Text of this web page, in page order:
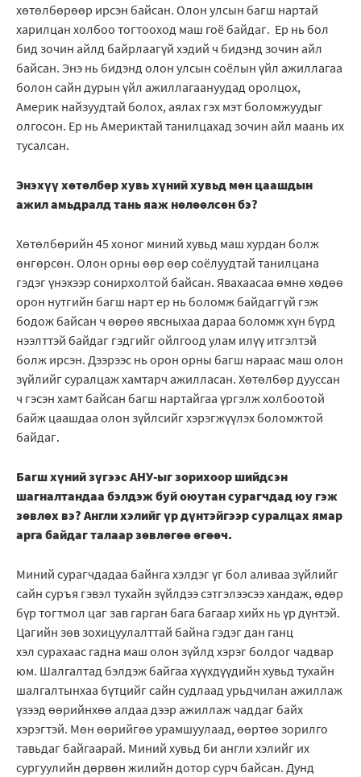
хөтөлбөрөөр ирсэн байсан. Олон улсын багш нартай
харилцан холбоо тогтооход маш гоё байдаг. Ер нь бол
бид зочин айлд байрлаагүй хэдий ч бидэнд зочин айл
байсан. Энэ нь бидэнд олон улсын соёлын үйл ажиллагаа
болон сайн дурын үйл ажиллагаануудад оролцох,
Америк найзуудтай болох, аялах гэх мэт боломжуудыг
олгосон. Ер нь Америктай танилцахад зочин айл маань их
тусалсан.
Энэхүү хөтөлбөр хувь хүний хувьд мөн цаашдын
ажил амьдралд тань яаж нөлөөлсөн бэ?
Хөтөлбөрийн 45 хоног миний хувьд маш хурдан болж
өнгөрсөн. Олон орны өөр өөр соёлуудтай танилцана
гэдэг үнэхээр сонирхолтой байсан. Явахаасаа өмнө хөдөө
орон нутгийн багш нарт ер нь боломж байдаггүй гэж
бодож байсан ч өөрөө явсныхаа дараа боломж хүн бүрд
нээлттэй байдаг гэдгийг ойлгоод улам илүү итгэлтэй
болж ирсэн. Дээрээс нь орон орны багш нараас маш олон
зүйлийг суралцаж хамтарч ажилласан. Хөтөлбөр дууссан
ч гэсэн хамт байсан багш нартайгаа үргэлж холбоотой
байж цаашдаа олон зүйлсийг хэрэгжүүлэх боломжтой
байдаг.
Багш хүний зүгээс АНУ-ыг зорихоор шийдсэн
шагналтандаа бэлдэж буй оюутан сурагчдад юу гэж
зөвлөх вэ? Англи хэлийг үр дүнтэйгээр суралцах ямар
арга байдаг талаар зөвлөгөө өгөөч.
Миний сурагчдадаа байнга хэлдэг үг бол аливаа зүйлийг
сайн суръя гэвэл тухайн зүйлдээ сэтгэлээсээ хандаж, өдөр
бүр тогтмол цаг зав гарган бага багаар хийх нь үр дүнтэй.
Цагийн зөв зохицуулалттай байна гэдэг дан ганц
хэл сурахаас гадна маш олон зүйлд хэрэг болдог чадвар
юм. Шалгалтад бэлдэж байгаа хүүхдүүдийн хувьд тухайн
шалгалтынхаа бүтцийг сайн судлаад урьдчилан ажиллаж
үзээд өөрийнхөө алдаа дээр ажиллаж чаддаг байх
хэрэгтэй. Мөн өөрийгөө урамшуулаад, өөртөө зорилго
тавьдаг байгаарай. Миний хувьд би англи хэлийг их
сургуулийн дөрвөн жилийн дотор сурч байсан. Дунд